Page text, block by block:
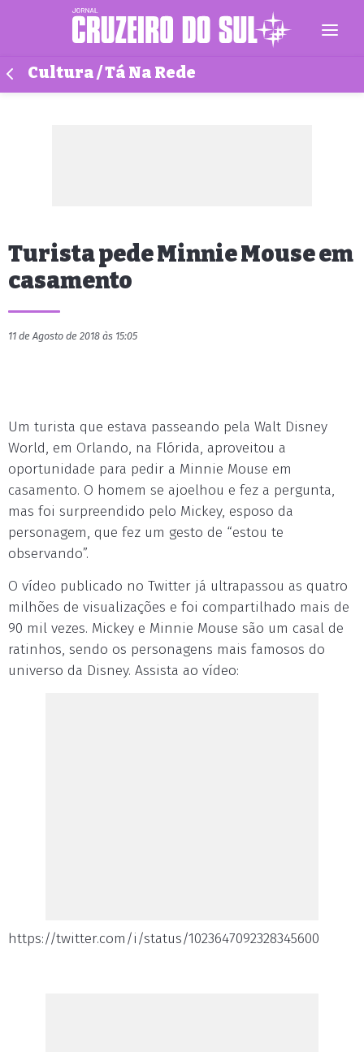
Cultura / Tá Na Rede
Turista pede Minnie Mouse em
casamento
11 de Agosto de 2018 às 15:05
Um turista que estava passeando pela Walt Disney
World, em Orlando, na Flórida, aproveitou a
oportunidade para pedir a Minnie Mouse em
casamento. O homem se ajoelhou e fez a pergunta,
mas foi surpreendido pelo Mickey, esposo da
personagem, que fez um gesto de “estou te
observando”.
O vídeo publicado no Twitter já ultrapassou as quatro
milhões de visualizações e foi compartilhado mais de
90 mil vezes. Mickey e Minnie Mouse são um casal de
ratinhos, sendo os personagens mais famosos do
universo da Disney. Assista ao vídeo:
https://twitter.com/i/status/1023647092328345600